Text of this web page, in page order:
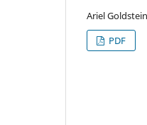
Ariel Goldstein
PDF